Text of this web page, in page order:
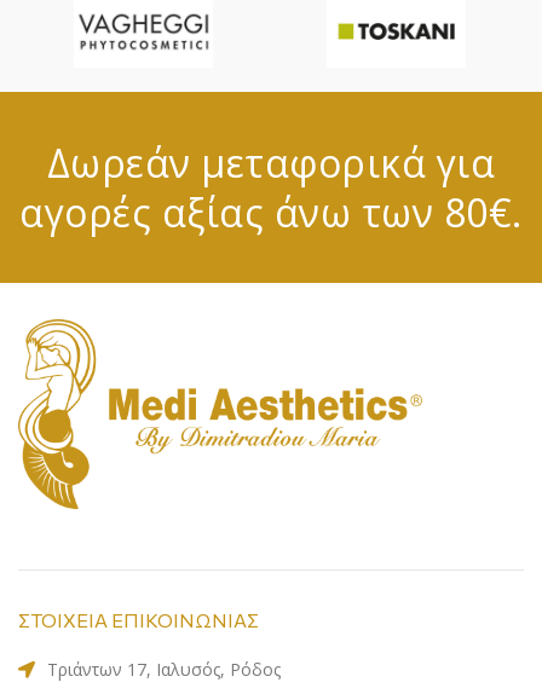
Δωρεάν μεταφορικά για
αγορές αξίας άνω των 80€.
ΣΤΟΙΧΕΙΑ ΕΠΙΚΟΙΝΩΝΙΑΣ
Τριάντων 17, Ιαλυσός, Ρόδος